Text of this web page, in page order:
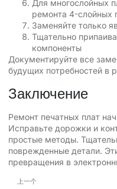
Для многослойных
ремонта 4-слойных
Заменяйте только
Тщательно
компоненты
Документируйте все
будущих потребностей в
Заключение
Ремонт печатных плат
Исправьте дорожки и
простые методы.
поврежденные детали.
превращения в
上一个